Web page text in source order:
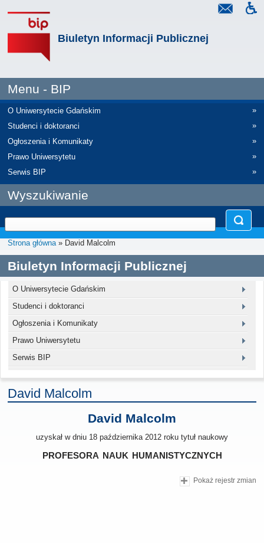
Biuletyn Informacji Publicznej
Menu - BIP
O Uniwersytecie Gdańskim
»
Studenci i doktoranci
»
Ogłoszenia i Komunikaty
»
Prawo Uniwersytetu
»
Serwis BIP
»
Wyszukiwanie
Strona główna» David Malcolm
Biuletyn Informacji Publicznej
O Uniwersytecie Gdańskim
Studenci i doktoranci
Ogłoszenia i Komunikaty
Prawo Uniwersytetu
Serwis BIP
David Malcolm
David Malcolm
uzyskał w dniu 18 października 2012 roku tytuł naukowy
profesora nauk humanistycznych
Pokaż rejestr zmian